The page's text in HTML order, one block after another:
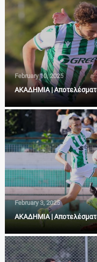
February 10, 2025
ΑΚΑΔΗΜΙΑ |
February 3, 2025
ΑΚΑΔΗΜΙΑ |